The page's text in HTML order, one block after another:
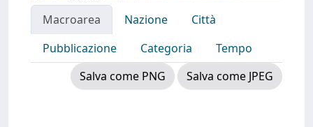
Macroarea Nazione
Città
Pubblicazione
Categoria
Tempo
Salva come PNG
Salva come JPEG